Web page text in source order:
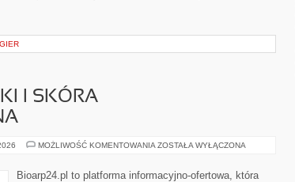
I SKÓRA
MOŻLIWOŚĆ KOMENTOWANIA DERMOKOSMETYKI
PROBLEMATYCZNA
ZOSTAŁA WYŁĄCZONA
Bioarp24.pl to platforma informacyjno-ofertowa, która